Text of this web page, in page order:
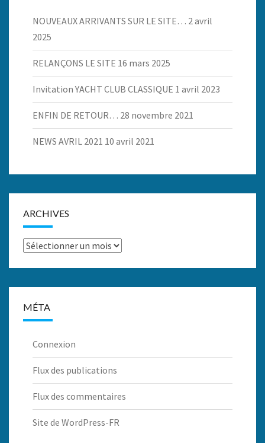
NOUVEAUX ARRIVANTS SUR LE SITE… 2 avril
2025
RELANÇONS LE SITE 16 mars 2025
Invitation YACHT CLUB CLASSIQUE 1 avril 2023
ENFIN DE RETOUR… 28 novembre 2021
NEWS AVRIL 2021 10 avril 2021
ARCHIVES
Archives
MÉTA
Connexion
Flux des publications
Flux des commentaires
Site de WordPress-FR